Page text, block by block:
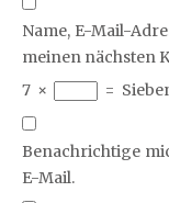
Name, E-Mail-
meinen nächsten
7 × =
Benachrichtige
E-Mail.